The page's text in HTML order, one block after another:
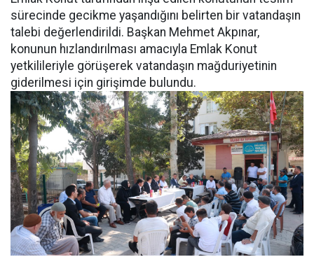
sürecinde gecikme yaşandığını belirten bir vatandaşın
talebi değerlendirildi. Başkan Mehmet Akpınar,
konunun hızlandırılması amacıyla Emlak Konut
yetkilileriyle görüşerek vatandaşın mağduriyetinin
giderilmesi için girişimde bulundu.